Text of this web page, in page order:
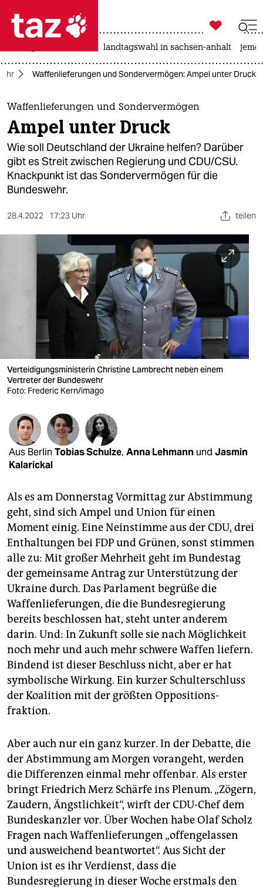
 taz zahl ich
taz zahl ich
themen
politik
öko
gesellschaft
kultur
sport
wahrheit
verlag
verlag
veranstaltungen
shop
fragen & hilfe
unterstützen
genossenschaft
epaper login

taz zahl ich
landtagswahl in sachsen-anhalt
Waffenlieferungen und Sondervermögen: Ampel unter Druck
Waffenlieferungen und Sondervermögen
Ampel unter Druck
Wie soll Deutschland der Ukraine helfen? Darüber
gibt es Streit zwischen Regierung und CDU/CSU.
Knackpunkt ist das Sondervermögen für die
Bundeswehr.
28.4.2022 17:23 Uhr teilen
Verteidigungsministerin Christine Lambrecht neben einem
Vertreter der Bundeswehr
Foto: Frederic Kern/imago
Aus Berlin Tobias Schulze, Anna Lehmann und Jasmin
Kalarickal
Als es am Donnerstag Vormittag zur Abstimmung
geht, sind sich Ampel und Union für einen
Moment einig. Eine Neinstimme aus der CDU, drei
Enthaltungen bei FDP und Grünen, sonst stimmen
alle zu: Mit großer Mehrheit geht im Bundestag
der gemeinsame Antrag zur Unterstützung der
Ukraine durch. Das Parlament begrüße die
Waffenlieferungen, die die Bundesregierung
bereits beschlossen hat, steht unter anderem
darin. Und: In Zukunft solle sie nach Möglichkeit
noch mehr und auch mehr schwere Waffen liefern.
Bindend ist dieser Beschluss nicht, aber er hat
symbolische Wirkung. Ein kurzer Schulterschluss
der Koalition mit der größten Opposi­tions­
fraktion.
Aber auch nur ein ganz kurzer. In der Debatte, die
der Abstimmung am Morgen vorangeht, werden
die Differenzen einmal mehr offenbar. Als erster
bringt Friedrich Merz Schärfe ins Plenum. „Zögern,
Zaudern, Ängstlichkeit“, wirft der CDU-Chef dem
Bundeskanzler vor. Über Wochen habe Olaf Scholz
Fragen nach Waffenlieferungen „offengelassen
und ausweichend beantwortet“. Aus Sicht der
Union ist es ihr Verdienst, dass die
Bundesregierung in dieser Woche erstmals den